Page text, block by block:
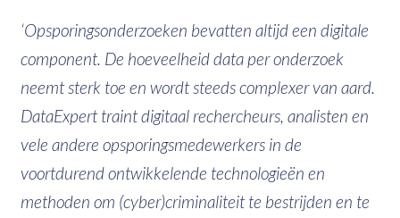
‘Opsporingsonderzoeken bevatten altijd een digitale
component. De hoeveelheid data per onderzoek
neemt sterk toe en wordt steeds complexer van aard.
DataExpert traint digitaal rechercheurs, analisten en
vele andere opsporingsmedewerkers in de
voortdurend ontwikkelende technologieën en
methoden om (cyber)criminaliteit te bestrijden en te